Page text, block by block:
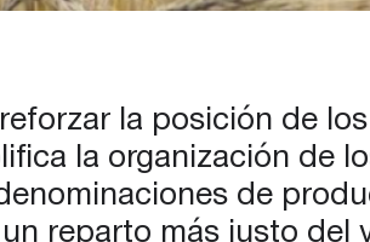
la posición de
la organización de
de
reparto más justo del